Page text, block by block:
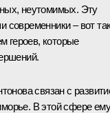
неутомимых. Эту
– вот
героев, которые
связан с
В этой сфере ему